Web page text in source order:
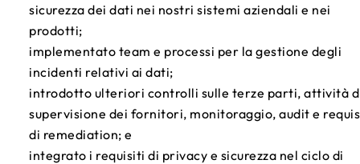
sicurezza dei dati nei nostri sistemi aziendali e nei
prodotti;
implementato team e processi per la gestione degli
incidenti relativi ai dati;
introdotto ulteriori controlli sulle terze parti, attività
supervisione dei fornitori, monitoraggio, audit e
di remediation; e
integrato i requisiti di privacy e sicurezza nel ciclo di